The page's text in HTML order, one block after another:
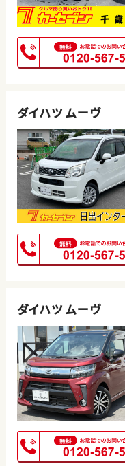
ダイハツ ムーヴ
ダイハツ ムーヴ